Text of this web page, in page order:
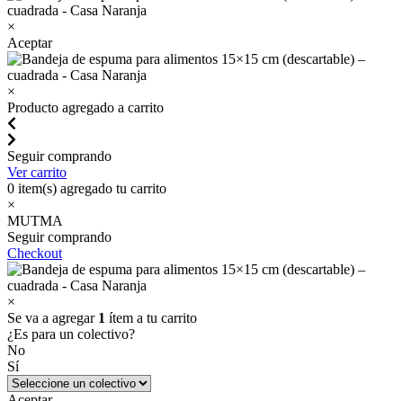
×
Aceptar
×
Producto agregado a carrito
Seguir comprando
Ver carrito
0 item(s) agregado tu carrito
×
MUTMA
Seguir comprando
Checkout
×
Se va a agregar 1 ítem a tu carrito
¿Es para un colectivo?
No
Sí